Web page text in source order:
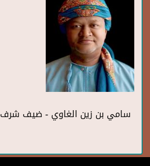
سامي بن زين الغاوي - ضيف شرف